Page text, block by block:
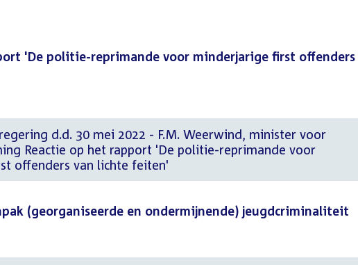
'De politie-reprimande voor minderjarige first offenders
d.d. 30 mei 2022 - F.M. Weerwind, minister voor
Reactie op het rapport 'De politie-reprimande voor
offenders van lichte feiten'
(georganiseerde en ondermijnende) jeugdcriminaliteit